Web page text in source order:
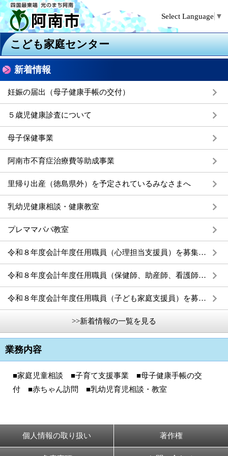
Select Language ▼
こども家庭センター
新着情報
妊娠の届出（母子健康手帳の交付）
５歳児健康診査について
母子保健事業
阿南市不育症治療費等助成事業
里帰り出産（徳島県外）を予定されているみなさまへ
乳幼児健康相談・健康教室
プレママパパ教室
令和８年度会計年度任用職員（心理担当支援員）を募集します。
令和８年度会計年度任用職員（保健師、助産師、看護師）を募集します。
令和８年度会計年度任用職員（子ども家庭支援員）を募集します。
>>新着情報の一覧を見る
業務内容
■家庭児童相談 ■子育て支援事業 ■母子健康手帳の交
付 ■赤ちゃん訪問 ■乳幼児育児相談・教室
個人情報の取り扱い 著作権